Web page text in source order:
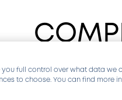
PIELĘGNACJA
full control over what data we
to choose. You can find more